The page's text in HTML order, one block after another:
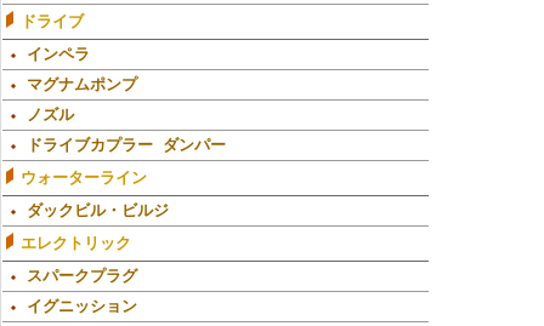
ドライブ
インペラ
マグナムポンプ
ノズル
ドライブカプラー ダンパー
ウォーターライン
ダックビル・ビルジ
エレクトリック
スパークプラグ
イグニッション